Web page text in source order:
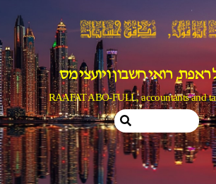
ראפת, רואי חשבון ויועצי מס
RAAFAT ABO-FULL, accountants and